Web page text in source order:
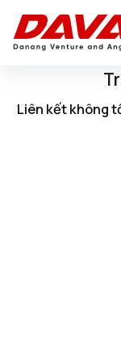
Liên kết không